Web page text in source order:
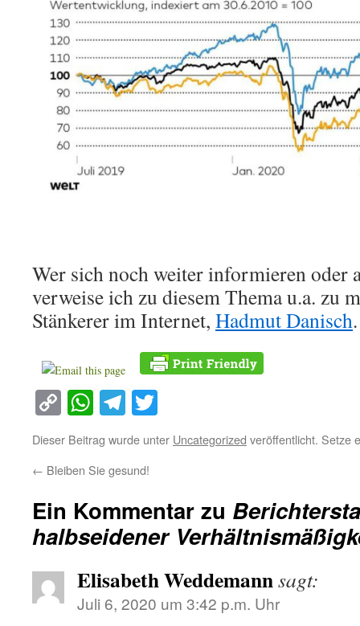
Wer sich noch weiter informieren oder
verweise ich zu diesem Thema u.a. zu
Stänkerer im Internet, Hadmut Danisch.
Copy
Link
WhatsApp
Telegram
Dieser Beitrag wurde unter Uncategorized veröffentlicht. Setze
← Bleiben Sie gesund!
Ein Kommentar zu
halbseidener
Elisabeth Weddemannsagt:
Juli 6, 2020 um 3:42 p.m. Uhr